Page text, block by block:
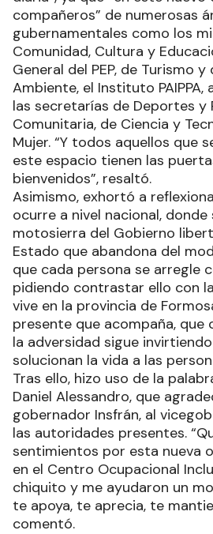
compañeros” de numerosas
gubernamentales como los
Comunidad, Cultura y
General del PEP, de Turismo
Ambiente, el Instituto
las secretarías de Deportes y
Comunitaria, de Ciencia y
Mujer. “Y todos aquellos que
este espacio tienen las
bienvenidos”, resaltó.
Asimismo, exhortó a
ocurre a nivel nacional, donde
motosierra del Gobierno
Estado que abandona del
que cada persona se arregle
pidiendo contrastar ello con
vive en la provincia de
presente que acompaña, que
la adversidad sigue
solucionan la vida a las
Tras ello, hizo uso de la
Daniel Alessandro, que
gobernador Insfrán, al
las autoridades presentes.
sentimientos por esta nueva
en el Centro Ocupacional
chiquito y me ayudaron un
te apoya, te aprecia, te
comentó.